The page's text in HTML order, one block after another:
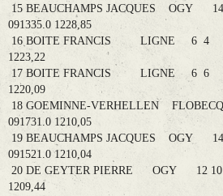
15 BEAUCHAMPS JACQUES OGY
091335.0 1228,85
16 BOITE FRANCIS LIGNE 6 4 2
1223,22
17 BOITE FRANCIS LIGNE 6 6 3
1220,09
18 GOEMINNE-VERHELLEN FLOBECQ
091731.0 1210,05
19 BEAUCHAMPS JACQUES OGY
091521.0 1210,04
20 DE GEYTER PIERRE OGY 12
1209,44